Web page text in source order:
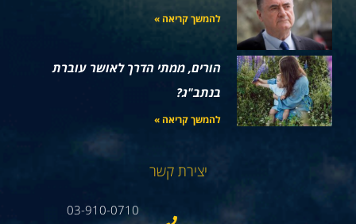
להמשך קריאה »
הורים, ממתי הדרך לאושר עוברת
בנתב"ג?
להמשך קריאה »
יצירת קשר
03-910-0710